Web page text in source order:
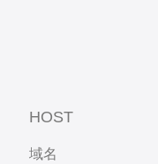
HOST
域名